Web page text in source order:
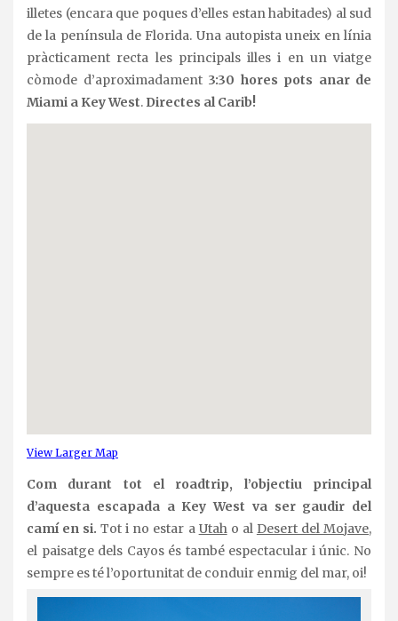
illetes (encara que poques d’elles estan habitades) al sud
de la península de Florida. Una autopista uneix en línia
pràcticament recta les principals illes i en un viatge
còmode d’aproximadament 3:30 hores pots anar de
Miami a Key West. Directes al Carib!
View Larger Map
Com durant tot el roadtrip, l’objectiu principal
d’aquesta escapada a Key West va ser gaudir del
camí en si. Tot i no estar a Utaho al Desert del Mojave,
el paisatge dels Cayos és també espectacular i únic. No
sempre es té l’oportunitat de conduir enmig del mar, oi!